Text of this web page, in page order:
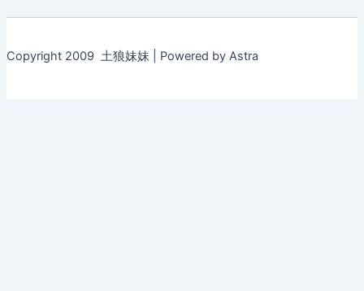
Copyright 2009 土狼妹妹 | Powered by Astra